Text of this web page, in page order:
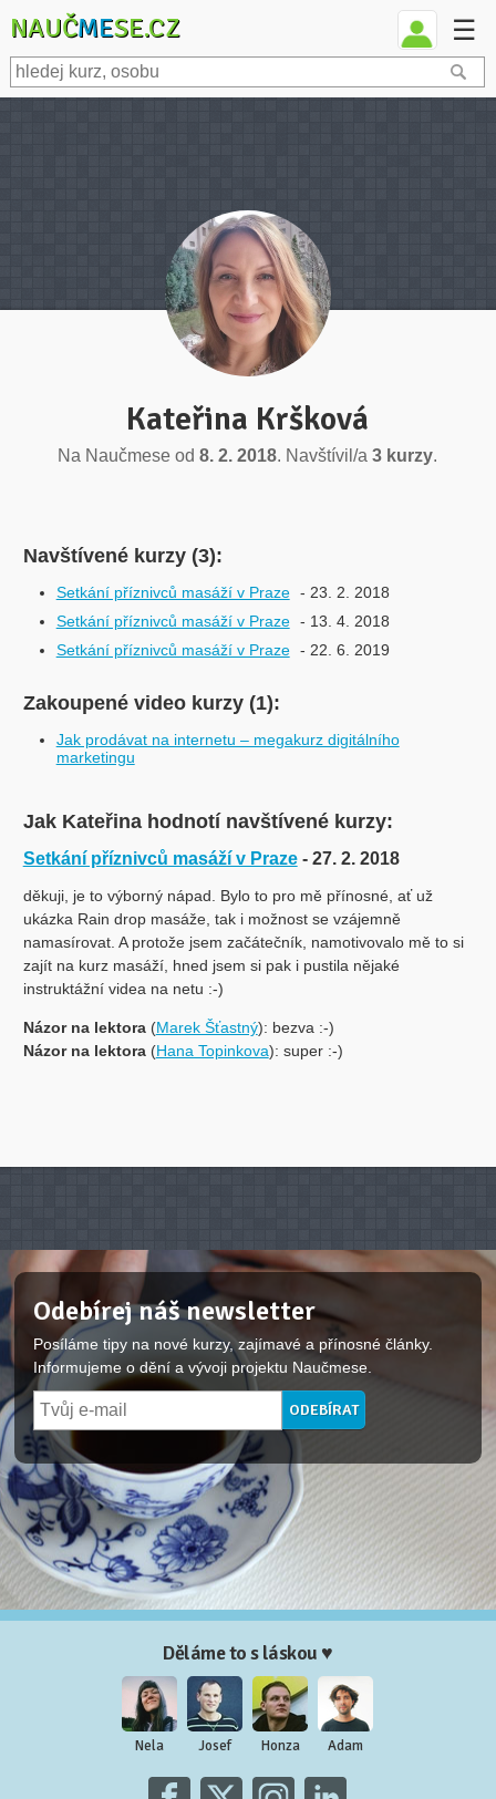
NAUČMESE.CZ ☰
Kateřina Kršková
Na Naučmese od8. 2. 2018. Navštívil/a3 kurzy.
Navštívené kurzy (3):
Setkání příznivců masáží v Praze - 23. 2. 2018
Setkání příznivců masáží v Praze - 13. 4. 2018
Setkání příznivců masáží v Praze - 22. 6. 2019
Zakoupené video kurzy (1):
Jak prodávat na internetu – megakurz digitálního
marketingu
Jak Kateřina hodnotí navštívené kurzy:
Setkání příznivců masáží v Praze - 27. 2. 2018
děkuji, je to výborný nápad. Bylo to pro mě přínosné, ať už
ukázka Rain drop masáže, tak i možnost se vzájemně
namasírovat. A protože jsem začátečník, namotivovalo mě to si
zajít na kurz masáží, hned jsem si pak i pustila nějaké
instruktážní videa na netu :-)
Názor na lektora(Marek Šťastný): bezva :-)
Názor na lektora(Hana Topinkova): super :-)
Odebírej náš newsletter
Posíláme tipy na nové kurzy, zajímavé a přínosné články.
Informujeme o dění a vývoji projektu Naučmese.
Děláme to s láskou ♥
Nela Josef Honza Adam